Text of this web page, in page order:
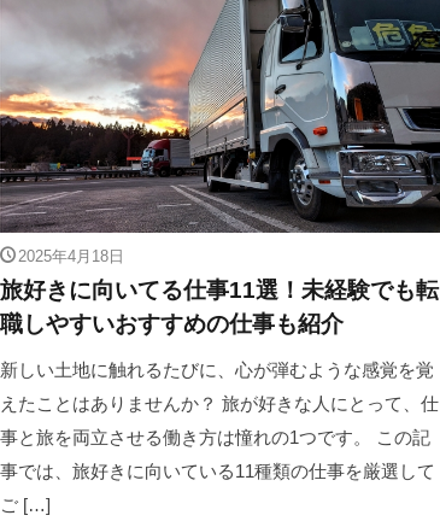
2025年4月18日
旅好きに向いてる仕事11選！未経験でも転
職しやすいおすすめの仕事も紹介
新しい土地に触れるたびに、心が弾むような感覚を覚
えたことはありませんか？ 旅が好きな人にとって、仕
事と旅を両立させる働き方は憧れの1つです。 この記
事では、旅好きに向いている11種類の仕事を厳選して
ご […]